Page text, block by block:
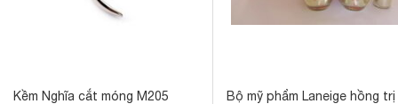
Kềm Nghĩa cắt móng M205
Bộ mỹ phẩm Laneige hồng trị